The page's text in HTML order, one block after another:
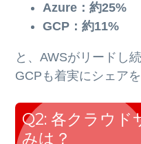
Azure：約25%
GCP：約11%
と、AWSがリードし
GCPも着実にシェア
Q2: 各クラウド
みは？